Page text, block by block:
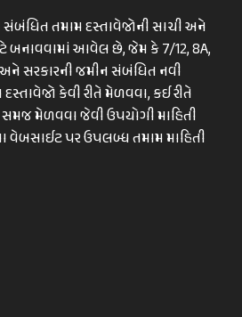
તમામ દસ્તાવેજોની સાચી અને
બનાવવામાં આવેલ છે, જેમ કે 7/12, 8A,
સરકારની જમીન સંબંધિત નવી
દસ્તાવેજો કેવી રીતે મેળવવા, કઈ રીતે
મેળવવા જેવી ઉપયોગી માહિતી
પર ઉપલબ્ધ તમામ માહિતી